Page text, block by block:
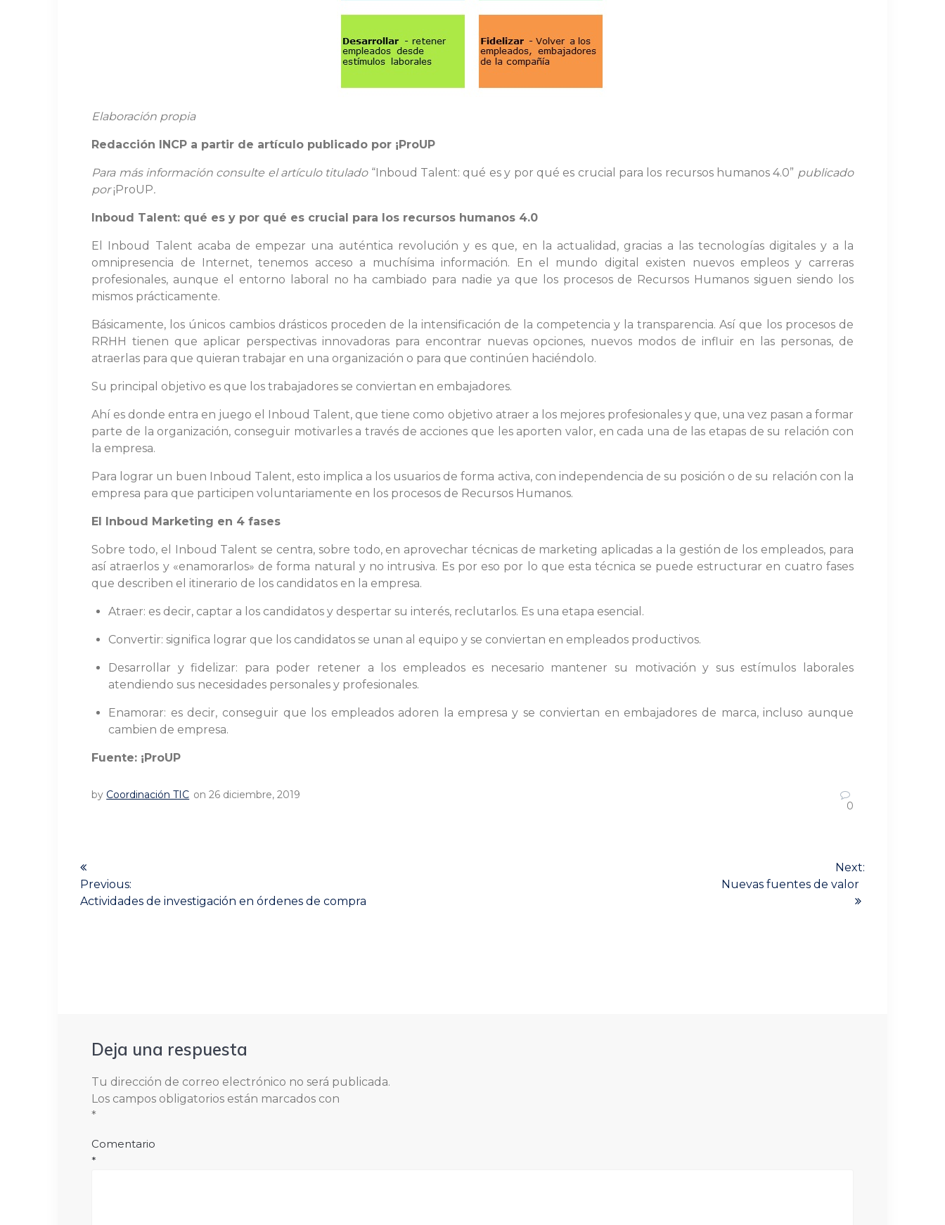
Elaboración propia
Redacción INCP a partir de artículo publicado por ¡ProUP
Para más información consulte el artículo titulado “Inboud Talent: qué es y por qué es crucial para los recursos humanos 4.0” publicado
por¡ProUP.
Inboud Talent: qué es y por qué es crucial para los recursos humanos 4.0
El Inboud Talent acaba de empezar una auténtica revolución y es que, en la actualidad, gracias a las tecnologías digitales y a la
omnipresencia de Internet, tenemos acceso a muchísima información. En el mundo digital existen nuevos empleos y carreras
profesionales, aunque el entorno laboral no ha cambiado para nadie ya que los procesos de Recursos Humanos siguen siendo los
mismos prácticamente.
Básicamente, los únicos cambios drásticos proceden de la intensificación de la competencia y la transparencia. Así que los procesos de
RRHH tienen que aplicar perspectivas innovadoras para encontrar nuevas opciones, nuevos modos de influir en las personas, de
atraerlas para que quieran trabajar en una organización o para que continúen haciéndolo.
Su principal objetivo es que los trabajadores se conviertan en embajadores.
Ahí es donde entra en juego el Inboud Talent, que tiene como objetivo atraer a los mejores profesionales y que, una vez pasan a formar
parte de la organización, conseguir motivarles a través de acciones que les aporten valor, en cada una de las etapas de su relación con
la empresa.
Para lograr un buen Inboud Talent, esto implica a los usuarios de forma activa, con independencia de su posición o de su relación con la
empresa para que participen voluntariamente en los procesos de Recursos Humanos.
El Inboud Marketing en 4 fases
Sobre todo, el Inboud Talent se centra, sobre todo, en aprovechar técnicas de marketing aplicadas a la gestión de los empleados, para
así atraerlos y «enamorarlos» de forma natural y no intrusiva. Es por eso por lo que esta técnica se puede estructurar en cuatro fases
que describen el itinerario de los candidatos en la empresa.
Atraer: es decir, captar a los candidatos y despertar su interés, reclutarlos. Es una etapa esencial.
Convertir: significa lograr que los candidatos se unan al equipo y se conviertan en empleados productivos.
Desarrollar y fidelizar: para poder retener a los empleados es necesario mantener su motivación y sus estímulos laborales
atendiendo sus necesidades personales y profesionales.
Enamorar: es decir, conseguir que los empleados adoren la empresa y se conviertan en embajadores de marca, incluso aunque
cambien de empresa.
Fuente: ¡ProUP
by Coordinación TIC on 26 diciembre, 2019
0
Navegación
de
Previous:
Previous
Actividades de investigación en órdenes de compra
Next:
Nuevas fuentes de valor
Deja una respuesta
Tu dirección de correo electrónico no será publicada.
Los campos obligatorios están marcados con
*
Comentario
*